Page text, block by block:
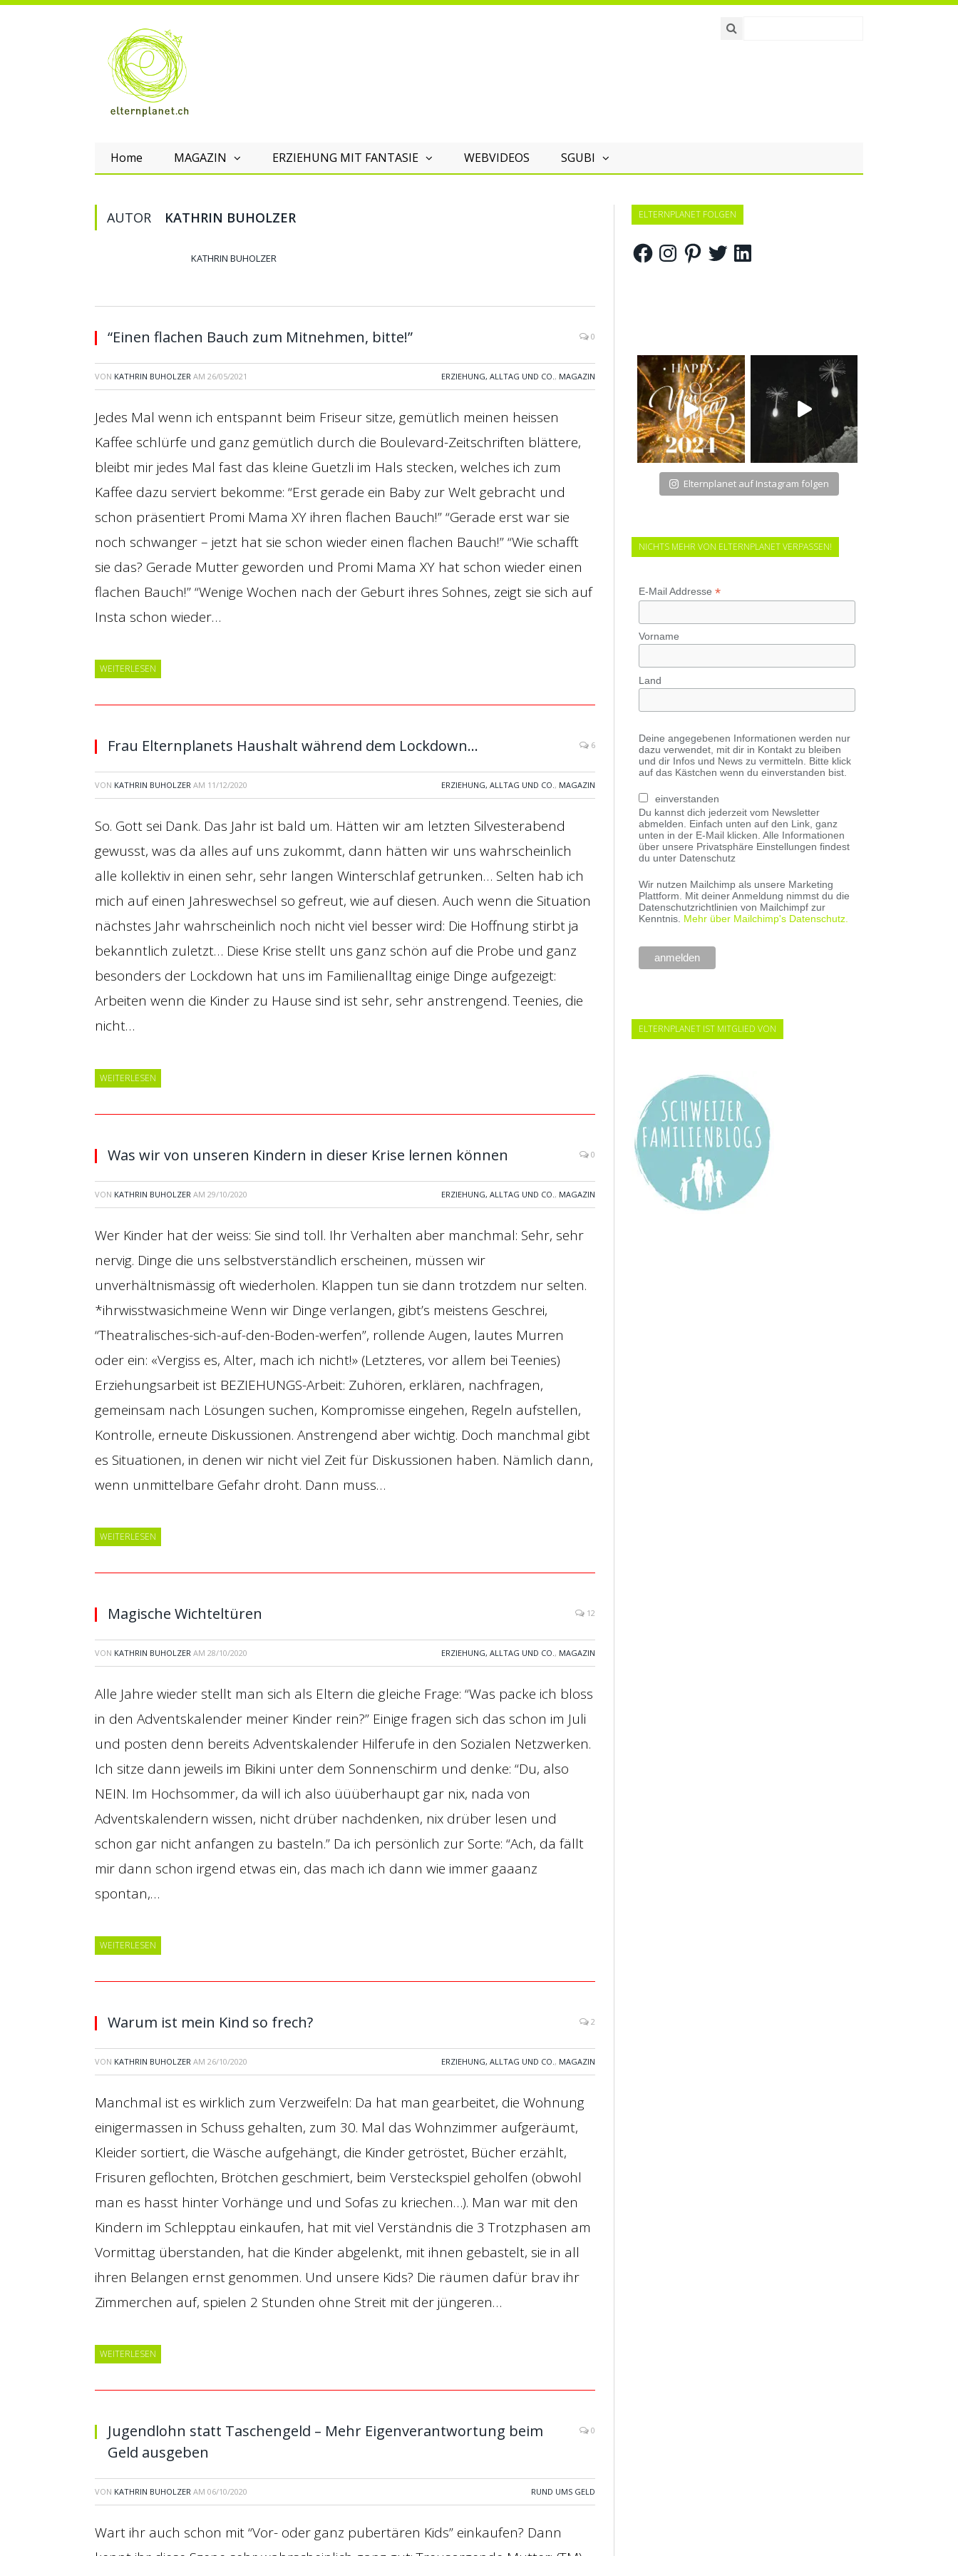
Home MAGAZIN ERZIEHUNG MIT FANTASIE WEBVIDEOS SGUBI
AUTOR KATHRIN BUHOLZER
KATHRIN BUHOLZER
“Einen flachen Bauch zum Mitnehmen, bitte!” 0
VON KATHRIN BUHOLZER AM 26/05/2021 ERZIEHUNG, ALLTAG UND CO., MAGAZIN
Jedes Mal wenn ich entspannt beim Friseur sitze, gemütlich meinen heissen
Kaffee schlürfe und ganz gemütlich durch die Boulevard-Zeitschriften blättere,
bleibt mir jedes Mal fast das kleine Guetzli im Hals stecken, welches ich zum
Kaffee dazu serviert bekomme: “Erst gerade ein Baby zur Welt gebracht und
schon präsentiert Promi Mama XY ihren flachen Bauch!” “Gerade erst war sie
noch schwanger – jetzt hat sie schon wieder einen flachen Bauch!” “Wie schafft
sie das? Gerade Mutter geworden und Promi Mama XY hat schon wieder einen
flachen Bauch!” “Wenige Wochen nach der Geburt ihres Sohnes, zeigt sie sich auf
Insta schon wieder…
WEITERLESEN
Frau Elternplanets Haushalt während dem Lockdown… 6
VON KATHRIN BUHOLZER AM 11/12/2020 ERZIEHUNG, ALLTAG UND CO., MAGAZIN
So. Gott sei Dank. Das Jahr ist bald um. Hätten wir am letzten Silvesterabend
gewusst, was da alles auf uns zukommt, dann hätten wir uns wahrscheinlich
alle kollektiv in einen sehr, sehr langen Winterschlaf getrunken… Selten hab ich
mich auf einen Jahreswechsel so gefreut, wie auf diesen. Auch wenn die Situation
nächstes Jahr wahrscheinlich noch nicht viel besser wird: Die Hoffnung stirbt ja
bekanntlich zuletzt… Diese Krise stellt uns ganz schön auf die Probe und ganz
besonders der Lockdown hat uns im Familienalltag einige Dinge aufgezeigt:
Arbeiten wenn die Kinder zu Hause sind ist sehr, sehr anstrengend. Teenies, die
nicht…
WEITERLESEN
Was wir von unseren Kindern in dieser Krise lernen können 0
VON KATHRIN BUHOLZER AM 29/10/2020 ERZIEHUNG, ALLTAG UND CO. , MAGAZIN
Wer Kinder hat der weiss: Sie sind toll. Ihr Verhalten aber manchmal: Sehr, sehr
nervig. Dinge die uns selbstverständlich erscheinen, müssen wir
unverhältnismässig oft wiederholen. Klappen tun sie dann trotzdem nur selten.
*ihrwisstwasichmeine Wenn wir Dinge verlangen, gibt’s meistens Geschrei,
“Theatralisches-sich-auf-den-Boden-werfen”, rollende Augen, lautes Murren
oder ein: «Vergiss es, Alter, mach ich nicht!» (Letzteres, vor allem bei Teenies)
Erziehungsarbeit ist BEZIEHUNGS-Arbeit: Zuhören, erklären, nachfragen,
gemeinsam nach Lösungen suchen, Kompromisse eingehen, Regeln aufstellen,
Kontrolle, erneute Diskussionen. Anstrengend aber wichtig. Doch manchmal gibt
es Situationen, in denen wir nicht viel Zeit für Diskussionen haben. Nämlich dann,
wenn unmittelbare Gefahr droht. Dann muss…
WEITERLESEN
Magische Wichteltüren 12
VON KATHRIN BUHOLZER AM 28/10/2020 ERZIEHUNG, ALLTAG UND CO. , MAGAZIN
Alle Jahre wieder stellt man sich als Eltern die gleiche Frage: “Was packe ich bloss
in den Adventskalender meiner Kinder rein?” Einige fragen sich das schon im Juli
und posten denn bereits Adventskalender Hilferufe in den Sozialen Netzwerken.
Ich sitze dann jeweils im Bikini unter dem Sonnenschirm und denke: “Du, also
NEIN. Im Hochsommer, da will ich also üüüberhaupt gar nix, nada von
Adventskalendern wissen, nicht drüber nachdenken, nix drüber lesen und
schon gar nicht anfangen zu basteln.” Da ich persönlich zur Sorte: “Ach, da fällt
mir dann schon irgend etwas ein, das mach ich dann wie immer gaaanz
spontan,…
WEITERLESEN
Warum ist mein Kind so frech? 2
VON KATHRIN BUHOLZER AM 26/10/2020 ERZIEHUNG, ALLTAG UND CO., MAGAZIN
Manchmal ist es wirklich zum Verzweifeln: Da hat man gearbeitet, die Wohnung
einigermassen in Schuss gehalten, zum 30. Mal das Wohnzimmer aufgeräumt,
Kleider sortiert, die Wäsche aufgehängt, die Kinder getröstet, Bücher erzählt,
Frisuren geflochten, Brötchen geschmiert, beim Versteckspiel geholfen (obwohl
man es hasst hinter Vorhänge und und Sofas zu kriechen…). Man war mit den
Kindern im Schlepptau einkaufen, hat mit viel Verständnis die 3 Trotzphasen am
Vormittag überstanden, hat die Kinder abgelenkt, mit ihnen gebastelt, sie in all
ihren Belangen ernst genommen. Und unsere Kids? Die räumen dafür brav ihr
Zimmerchen auf, spielen 2 Stunden ohne Streit mit der jüngeren…
WEITERLESEN
Jugendlohn statt Taschengeld – Mehr Eigenverantwortung beim
Geld ausgeben
0
VON KATHRIN BUHOLZER AM 06/10/2020 RUND UMS GELD
Wart ihr auch schon mit “Vor- oder ganz pubertären Kids” einkaufen? Dann
ELTERNPLANET FOLGEN
FacebookInstagramPinterestTwitterLinkedIn
Elternplanet auf Instagram folgen
NICHTS MEHR VON ELTERNPLANET VERPASSEN!
E-Mail Addresse *
Vorname
Land
Deine angegebenen Informationen werden nur
dazu verwendet, mit dir in Kontakt zu bleiben
und dir Infos und News zu vermitteln. Bitte klick
auf das Kästchen wenn du einverstanden bist.
einverstanden
Du kannst dich jederzeit vom Newsletter
abmelden. Einfach unten auf den Link, ganz
unten in der E-Mail klicken. Alle Informationen
über unsere Privatsphäre Einstellungen findest
du unter Datenschutz
Wir nutzen Mailchimp als unsere Marketing
Plattform. Mit deiner Anmeldung nimmst du die
Datenschutzrichtlinien von Mailchimpf zur
Kenntnis. Mehr über Mailchimp's Datenschutz.
ELTERNPLANET IST MITGLIED VON